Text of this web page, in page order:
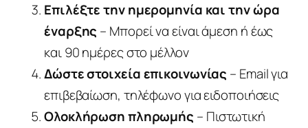
Επιλέξτε την ημερομηνία και την ώρα
έναρξης – Μπορεί να είναι άμεση ή έως
και 90 ημέρες στο μέλλον
Δώστε στοιχεία επικοινωνίας – Email για
επιβεβαίωση, τηλέφωνο για ειδοποιήσεις
Ολοκλήρωση πληρωμής – Πιστωτική